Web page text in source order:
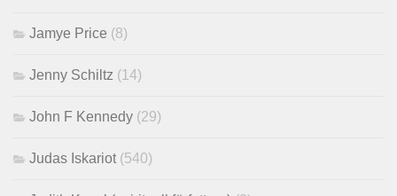
Jamye Price (8)
Jenny Schiltz (14)
John F Kennedy (29)
Judas Iskariot (540)